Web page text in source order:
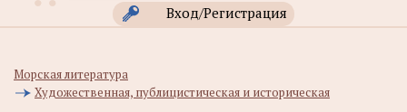
Вход/Регистрация
Морская литература
Художественная, публицистическая и историческая